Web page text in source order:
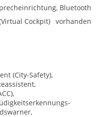
Bluetooth
Cockpit) vorhanden
(City-Safety),